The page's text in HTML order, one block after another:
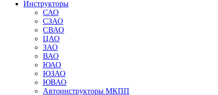
Инструкторы
САО
СЗАО
СВАО
ЦАО
ЗАО
ВАО
ЮАО
ЮЗАО
ЮВАО
Автоинструкторы МКПП